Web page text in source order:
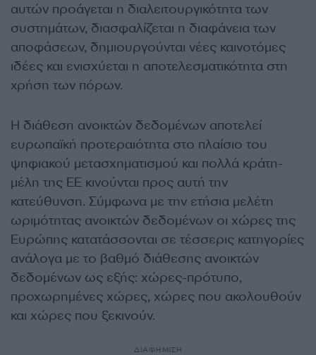
αυτών προάγεται η διαλειτουργικότητα των
συστημάτων, διασφαλίζεται η διαφάνεια των
αποφάσεων, δημιουργούνται νέες καινοτόμες
ιδέες και ενισχύεται η αποτελεσματικότητα στη
χρήση των πόρων.
Η διάθεση ανοικτών δεδομένων αποτελεί
ευρωπαϊκή προτεραιότητα στο πλαίσιο του
ψηφιακού μετασχηματισμού και πολλά κράτη-
μέλη της ΕΕ κινούνται προς αυτή την
κατεύθυνση. Σύμφωνα με την ετήσια μελέτη
ωριμότητας ανοικτών δεδομένων οι χώρες της
Ευρώπης κατατάσσονται σε τέσσερις κατηγορίες
ανάλογα με το βαθμό διάθεσης ανοικτών
δεδομένων ως εξής: χώρες-πρότυπο,
προχωρημένες χώρες, χώρες που ακολουθούν
και χώρες που ξεκινούν.
ΔΙΑΦΗΜΙΣΗ